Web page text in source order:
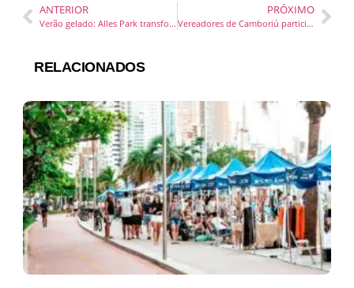
ANTERIOR
Verão gelado: Alles Park transforma calor em diversão e aventura
PRÓXIMO
Vereadores de Camboriú participam de assinatura do Termo de Compromisso para pavimentação do Morro do Encano
RELACIONADOS